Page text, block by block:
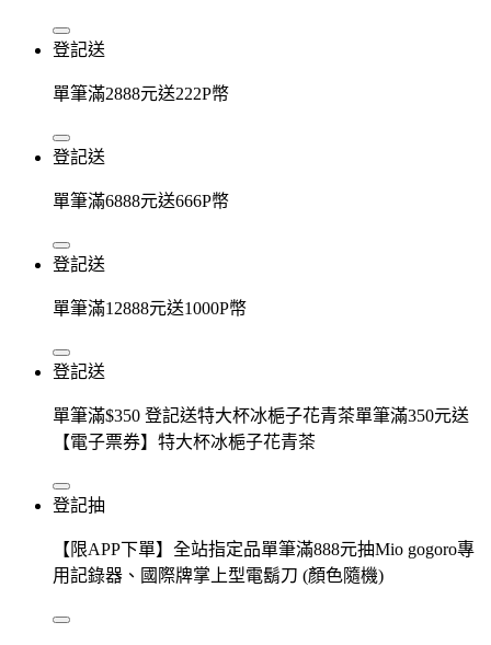
登記送
單筆滿2888元送222P幣
登記送
單筆滿6888元送666P幣
登記送
單筆滿12888元送1000P幣
登記送
單筆滿$350 登記送特大杯冰梔子花青茶單筆滿350元送
【電子票券】特大杯冰梔子花青茶
登記抽
【限APP下單】全站指定品單筆滿888元抽Mio gogoro專
用記錄器、國際牌掌上型電鬍刀 (顏色隨機)